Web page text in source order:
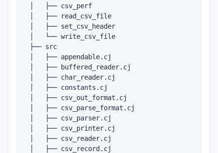
│   ├── csv_perf
│   ├── read_csv_file
│   ├── set_csv_header
│   └── write_csv_file
├── src
│   ├── appendable.cj
│   ├── buffered_reader.cj
│   ├── char_reader.cj
│   ├── constants.cj
│   ├── csv_out_format.cj
│   ├── csv_parse_format.cj
│   ├── csv_parser.cj
│   ├── csv_printer.cj
│   ├── csv_reader.cj
│   ├── csv_record.cj